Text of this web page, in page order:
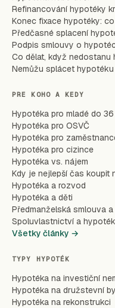
Refinancování hypotéky
Konec fixace hypotéky:
Předčasné splacení
Podpis smlouvy o
Co dělat, když nedostanu
Nemůžu splácet hypotéku
PRE KOHO A KEDY
Hypotéka pro mladé do
Hypotéka pro OSVČ
Hypotéka pro
Hypotéka pro cizince
Hypotéka vs. nájem
Kdy je nejlepší čas koupit
Hypotéka a rozvod
Hypotéka a děti
Předmanželská smlouva
Spoluvlastnictví a
Všetky články →
TYPY HYPOTÉK
Hypotéka na investiční
Hypotéka na družstevní
Hypotéka na rekonstrukci